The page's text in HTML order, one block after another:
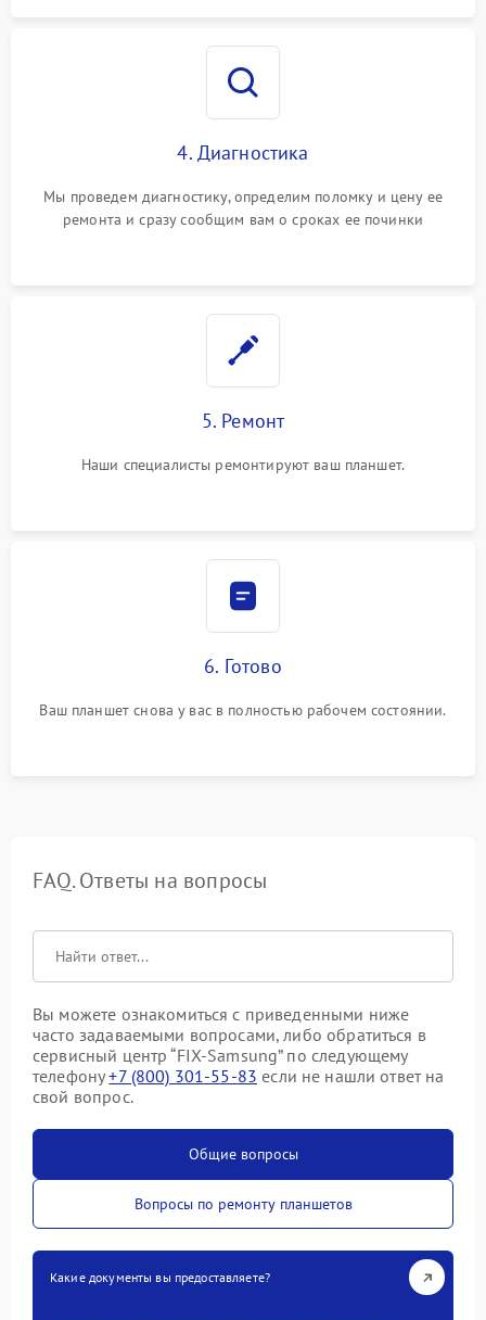
4. Диагностика
Мы проведем диагностику, определим поломку и цену ее
ремонта и сразу сообщим вам о сроках ее починки
5. Ремонт
Наши специалисты ремонтируют ваш планшет.
6. Готово
Ваш планшет снова у вас в полностью рабочем состоянии.
FAQ. Ответы на вопросы
Вы можете ознакомиться с приведенными ниже
часто задаваемыми вопросами, либо обратиться в
сервисный центр “FIX-Samsung” по следующему
телефону+7 (800) 301-55-83 если не нашли ответ на
свой вопрос.
Общие вопросы
Вопросы по ремонту планшетов
Какие документы вы предоставляете?